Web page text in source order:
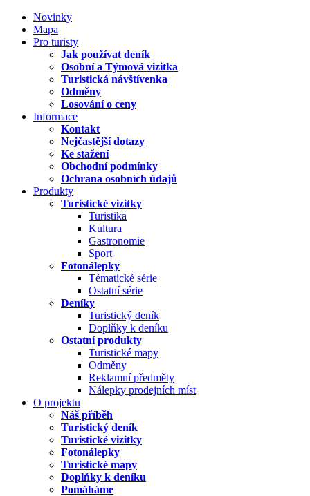
Novinky
Mapa
Pro turisty
Jak používat deník
Osobní a Týmová vizitka
Turistická návštívenka
Odměny
Losování o ceny
Informace
Kontakt
Nejčastější dotazy
Ke stažení
Obchodní podmínky
Ochrana osobních údajů
Produkty
Turistické vizitky
Turistika
Kultura
Gastronomie
Sport
Fotonálepky
Tématické série
Ostatní série
Deníky
Turistický deník
Doplňky k deníku
Ostatní produkty
Turistické mapy
Odměny
Reklamní předměty
Nálepky prodejních míst
O projektu
Náš příběh
Turistický deník
Turistické vizitky
Fotonálepky
Turistické mapy
Doplňky k deníku
Pomáháme